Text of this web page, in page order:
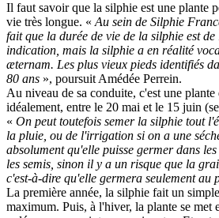
Il faut savoir que la silphie est une plante
vie très longue. « Au sein de Silphie
fait que la durée de vie de la silphie est
indication, mais la silphie a en réalité
æternam. Les plus vieux pieds identifiés
80 ans », poursuit Amédée Perrein.
Au niveau de sa conduite, c'est une plante
idéalement, entre le 20 mai et le 15 juin
« On peut toutefois semer la silphie tout
la pluie, ou de l'irrigation si on a une
absolument qu'elle puisse germer dans
les semis, sinon il y a un risque que la
c'est-à-dire qu'elle germera seulement au
La première année, la silphie fait un
maximum. Puis, à l'hiver, la plante se met